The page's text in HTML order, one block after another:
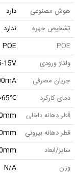
هوش مصنوعی
دارد
تشخیص چهره
ندارد
POE
POE
ولتاژ ورودی
15V
جریان مصرفی
دمای کارکرد
℃65~℃20-
قطر دهانه داخلی
قطر دهانه بیرونی
سایز/ابعاد
وزن
N/A